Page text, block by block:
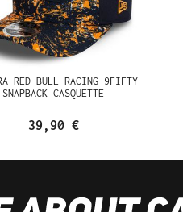
RED BULL RACING 9FIFTY
SNAPBACK CASQUETTE
39,90 €